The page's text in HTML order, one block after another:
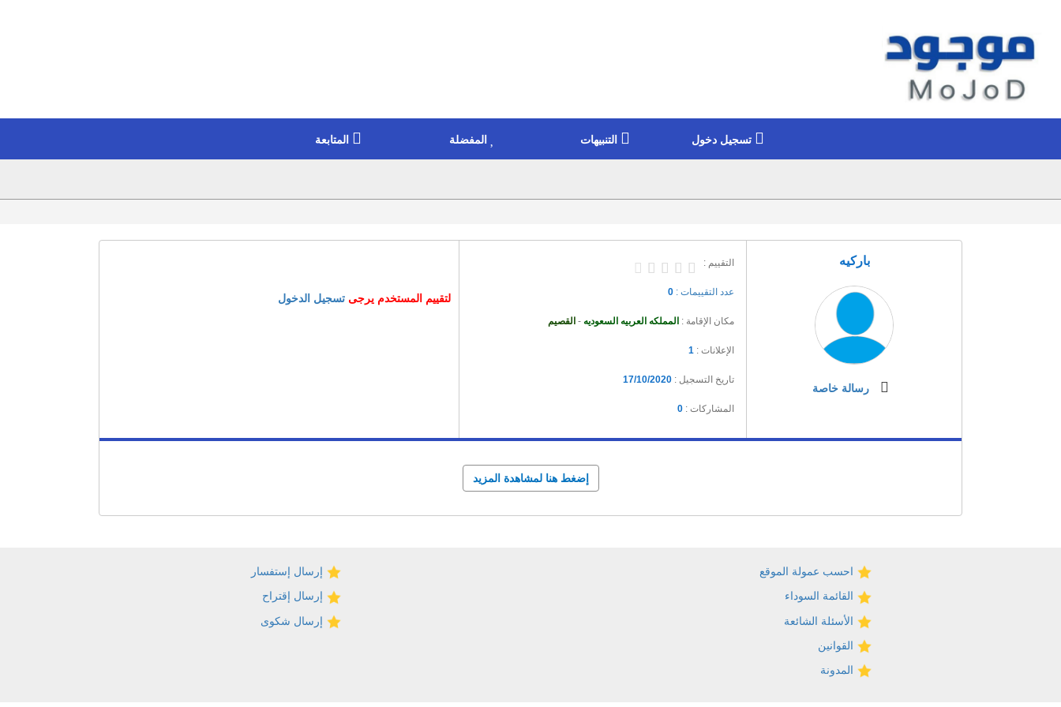
تسجيل دخول التنبيهات المفضلة المتابعة
باركيه
رسالة خاصة
التقييم :
عدد التقييمات : 0
مكان الإقامة : المملكه العربيه السعوديه - القصيم
الإعلانات : 1
تاريخ التسجيل : 17/10/2020
المشاركات : 0
لتقييم المستخدم يرجى تسجيل الدخول
إضغط هنا لمشاهدة المزيد
احسب عمولة الموقع
القائمة السوداء
الأسئلة الشائعة
القوانين
المدونة
إرسال إستفسار
إرسال إقتراح
إرسال شكوى